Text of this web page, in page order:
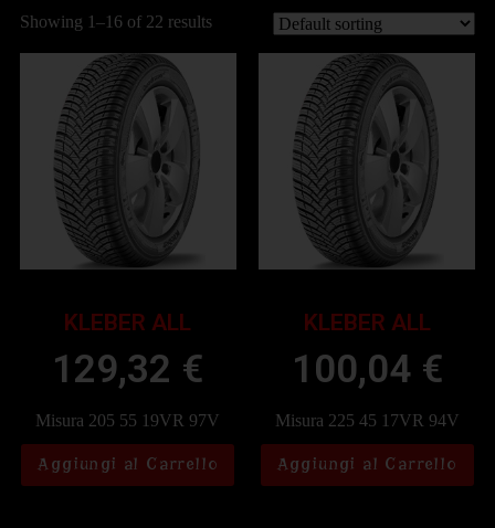
Showing 1–16 of 22 results
KLEBER ALL
129,32 €
Misura 205 55 19VR 97V
Aggiungi al Carrello
KLEBER ALL
100,04 €
Misura 225 45 17VR 94V
Aggiungi al Carrello